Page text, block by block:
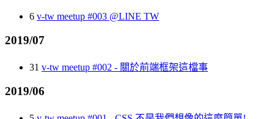
6 v-tw meetup #003 @LINE TW
2019/07
31 v-tw meetup #002 - 關於前端框架這檔事
2019/06